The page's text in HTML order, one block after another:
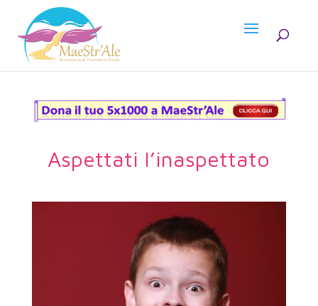
Aspettati l’inaspettato